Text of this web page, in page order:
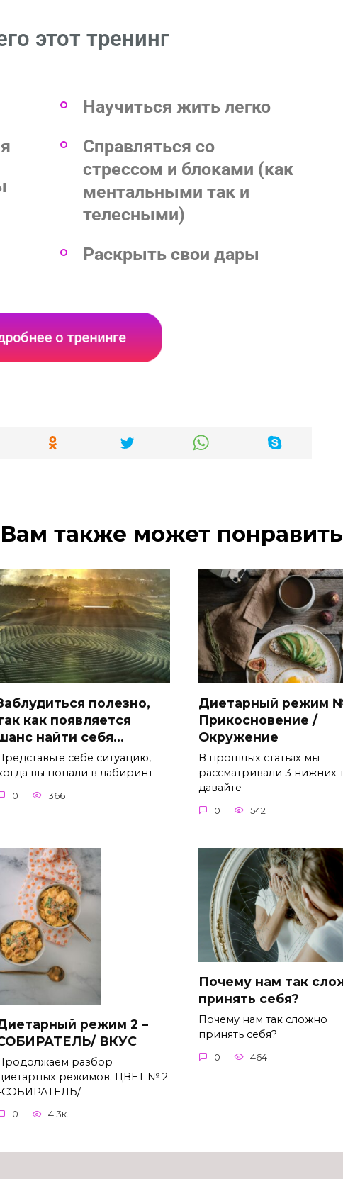
этот тренинг
Научиться жить легко
Справляться со
стрессом и блоками (как
ментальными так и
телесными)
Раскрыть свои дары
о тренинге
Вам также может
полезно,
как появляется
найти себя…
себе ситуацию,
вы попали в лабиринт
0 366
Диетарный режим
Прикосновение /
Окружение
В прошлых статьях мы
рассматривали 3 нижних
давайте
0 542
режим 2 –
ВКУС
разбор
режимов. ЦВЕТ № 2
0 4.3к.
Почему нам так
принять себя?
Почему нам так сложно
принять себя?
0 464